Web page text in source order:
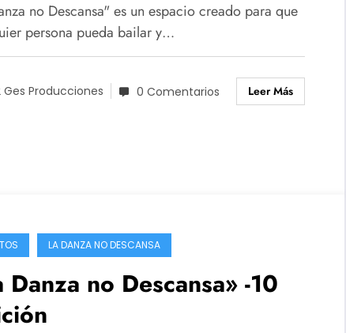
no Descansa" es un espacio creado para que
persona pueda bailar y…
Ges Producciones 0 Comentarios Leer Más
LA DANZA NO DESCANSA
Danza no Descansa» -10